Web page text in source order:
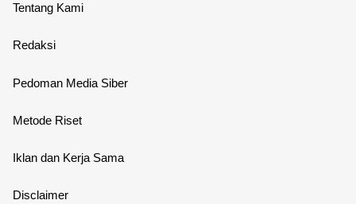
Tentang Kami
Redaksi
Pedoman Media Siber
Metode Riset
Iklan dan Kerja Sama
Disclaimer